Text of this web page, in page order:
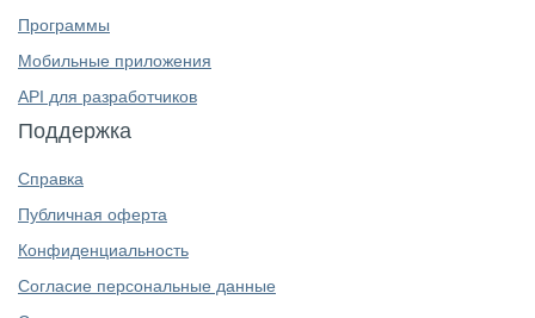
Программы
Мобильные приложения
API для разработчиков
Поддержка
Справка
Публичная оферта
Конфиденциальность
Согласие персональные данные